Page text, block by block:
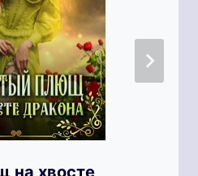
на хвосте